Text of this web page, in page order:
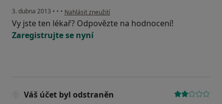
3. dubna 2013 • • • podle názoru uživatele Váš účet byl odstraněn
Nahlásit zneužití
Vy jste ten lékař? Odpovězte na hodnocení!
Zaregistrujte se nyní
Váš účet byl odstraněn